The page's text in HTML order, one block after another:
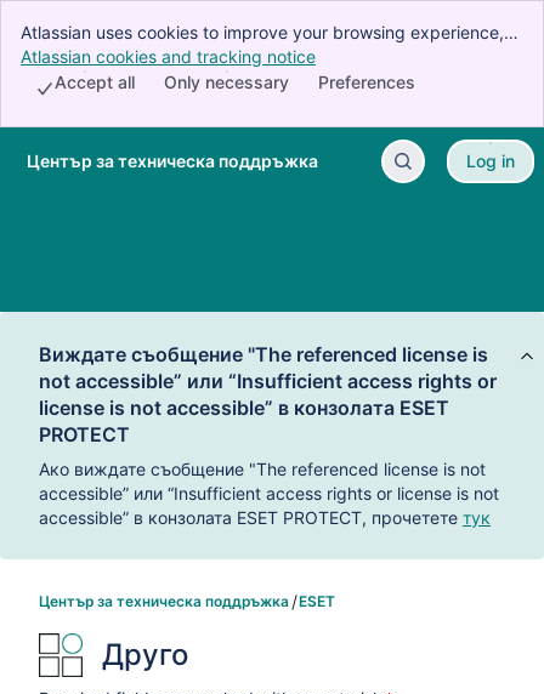
Atlassian uses cookies to improve your browsing experience,
perform analytics and research, and conduct advertising.
Accept all cookies to indicate that you agree to our use of
Atlassian cookies and tracking notice
Preferences
Only necessary
Accept all
Skip to Main Content
Център за техническа поддръжка Log in
Виждате съобщение "The referenced license is
not accessible” или “Insufficient access rights or
license is not accessible” в конзолата ESET
PROTECT
Ако виждате съобщение "The referenced license is not
accessible” или “Insufficient access rights or license is not
accessible” в конзолата ESET PROTECT, прочетете тук
Център за техническа поддръжка ESET
Друго